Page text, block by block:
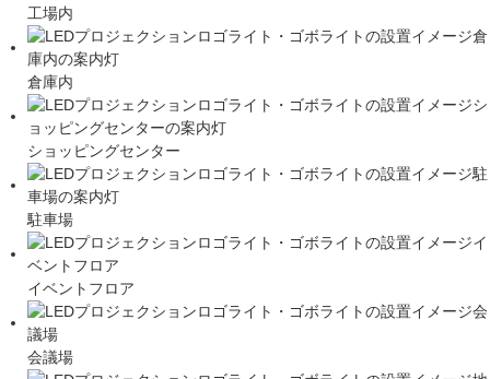
工場内
倉庫内
ショッピングセンター
駐車場
イベントフロア
会議場